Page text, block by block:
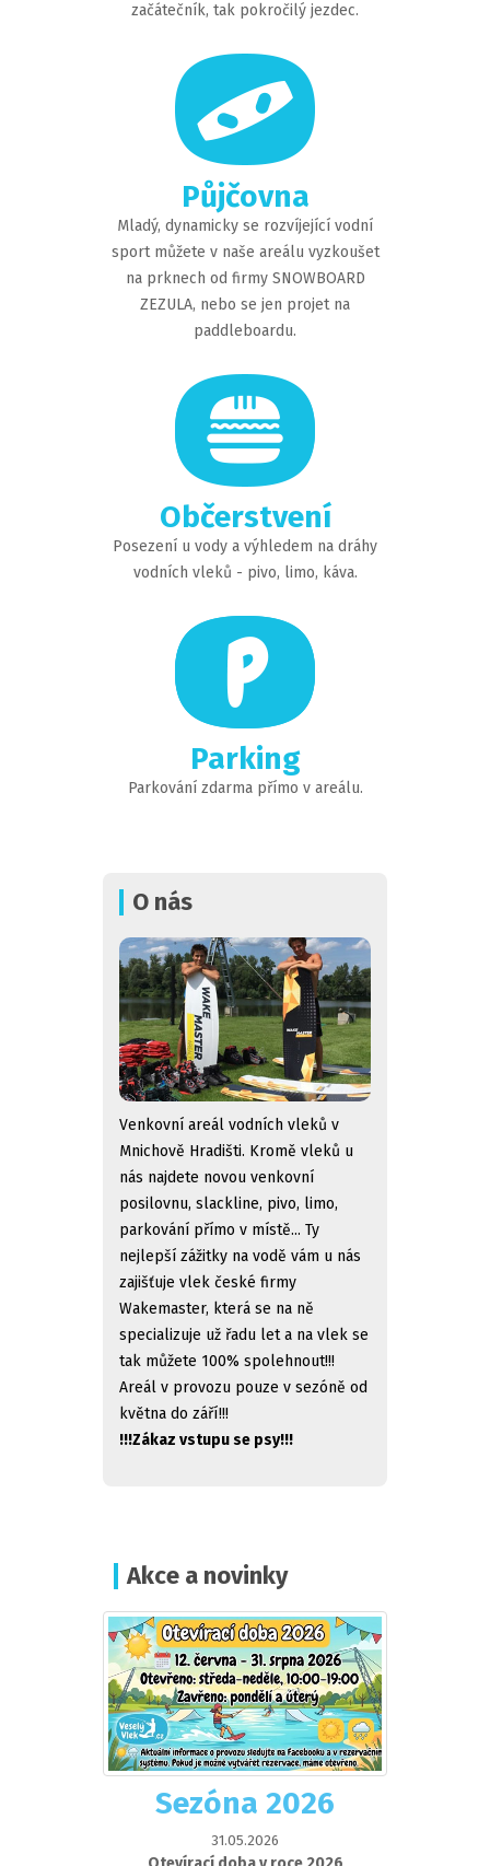
začátečník, tak pokročilý jezdec.
Půjčovna
Mladý, dynamicky se rozvíjející vodní
sport můžete v naše areálu vyzkoušet
na prknech od firmy SNOWBOARD
ZEZULA, nebo se jen projet na
paddleboardu.
Občerstvení
Posezení u vody a výhledem na dráhy
vodních vleků - pivo, limo, káva.
Parking
Parkování zdarma přímo v areálu.
O nás
Venkovní areál vodních vleků v
Mnichově Hradišti. Kromě vleků u
nás najdete novou venkovní
posilovnu, slackline, pivo, limo,
parkování přímo v místě... Ty
nejlepší zážitky na vodě vám u nás
zajišťuje vlek české firmy
Wakemaster, která se na ně
specializuje už řadu let a na vlek se
tak můžete 100% spolehnout!!!
Areál v provozu pouze v sezóně od
května do září!!!
!!!Zákaz vstupu se psy!!!
Akce a novinky
Sezóna 2026
31.05.2026